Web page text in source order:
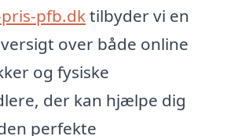
pfb.dktilbyder vi en
over både online
og fysiske
der kan hjælpe dig
perfekte